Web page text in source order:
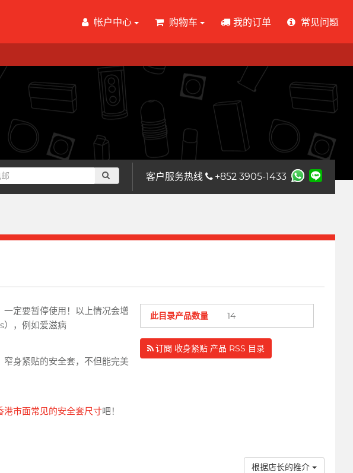
帐户中心 购物车 我的订单 常见问题
客户服务热线 +852 3905-1433
定要暂停使用！以上情况会增
），例如爱滋病
身紧贴的安全套，不但能完美
港市面常见的安全套尺寸吧！
此目录产品数量 14
订閲 收身紧贴 产品 RSS 目录
根据店长的推介